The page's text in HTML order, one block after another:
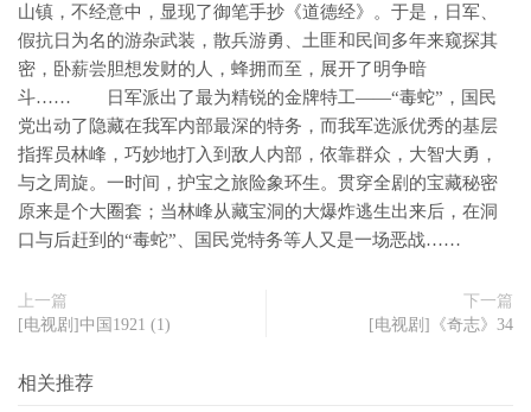
山镇，不经意中，显现了御笔手抄《道德经》。于是，日军、
假抗日为名的游杂武装，散兵游勇、土匪和民间多年来窥探其
密，卧薪尝胆想发财的人，蜂拥而至，展开了明争暗
斗…… 日军派出了最为精锐的金牌特工——“毒蛇”，国民
党出动了隐藏在我军内部最深的特务，而我军选派优秀的基层
指挥员林峰，巧妙地打入到敌人内部，依靠群众，大智大勇，
与之周旋。一时间，护宝之旅险象环生。贯穿全剧的宝藏秘密
原来是个大圈套；当林峰从藏宝洞的大爆炸逃生出来后，在洞
口与后赶到的“毒蛇”、国民党特务等人又是一场恶战……
上一篇
[电视剧]中国1921 (1)
下一篇
[电视剧]《奇志》34
相关推荐